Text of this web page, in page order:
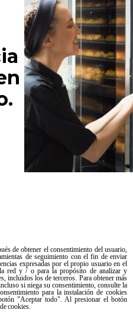
de obtener el consentimiento del usuario,
de seguimiento con el fin de enviar
expresadas por el propio usuario en el
red y / o para la propósito de analizar y
incluidos los de terceros. Para obtener más
si niega su consentimiento, consulte la
para la instalación de cookies
"Aceptar todo". Al presionar el botón
cookies.